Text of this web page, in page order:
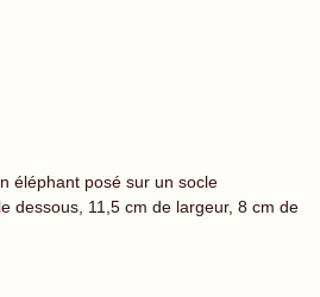
éléphant posé sur un socle
dessous, 11,5 cm de largeur, 8 cm de